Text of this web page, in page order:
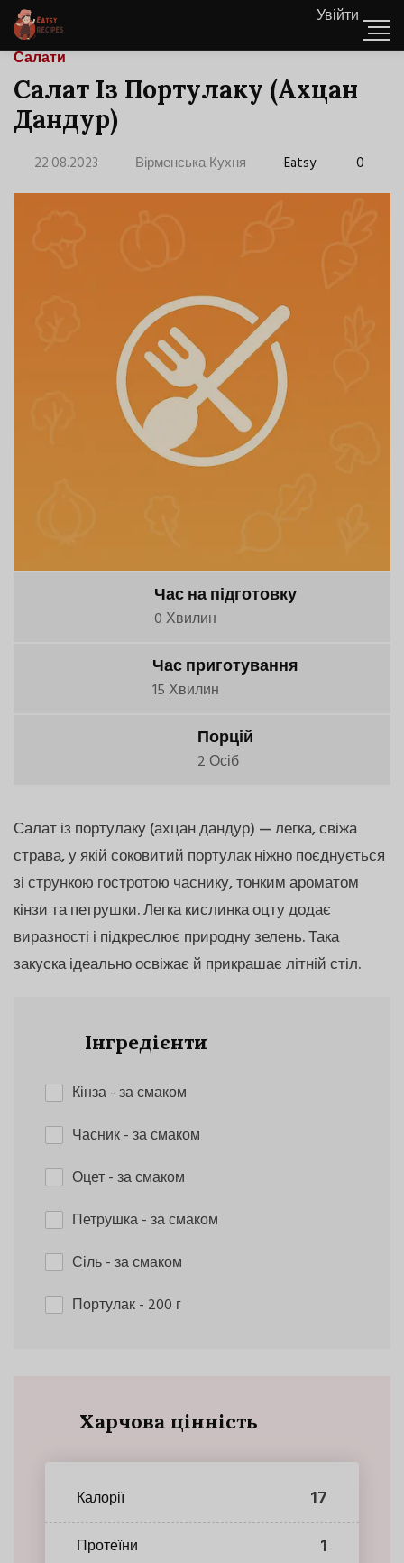
Увійти
Салати
Салат Із Портулаку (Ахцан
Дандур)
22.08.2023 Вірменська Кухня Eatsy 0
Час на підготовку
0 Хвилин
Час приготування
15 Хвилин
Порцій
2 Осіб
Салат із портулаку (ахцан дандур) — легка, свіжа
страва, у якій соковитий портулак ніжно поєднується
зі стрункою гостротою часнику, тонким ароматом
кінзи та петрушки. Легка кислинка оцту додає
виразності і підкреслює природну зелень. Така
закуска ідеально освіжає й прикрашає літній стіл.
Інгредієнти
Кінза- за смаком
Часник- за смаком
Оцет- за смаком
Петрушка- за смаком
Сіль- за смаком
Портулак- 200 г
Харчова цінність
Калорії 17
Протеїни 1